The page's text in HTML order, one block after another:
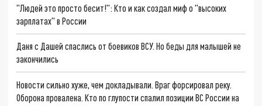
"Людей это просто бесит!": Кто и как создал миф о "высоких
зарплатах" в России
Даня с Дашей спаслись от боевиков ВСУ. Но беды для малышей не
закончились
Новости сильно хуже, чем докладывали. Враг форсировал реку.
Оборона провалена. Кто по глупости спалил позиции ВС России на